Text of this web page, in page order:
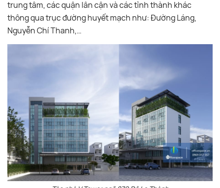
trung tâm, các quận lân cận và các tỉnh thành khác
thông qua trục đường huyết mạch như: Đường Láng,
Nguyễn Chí Thanh,…